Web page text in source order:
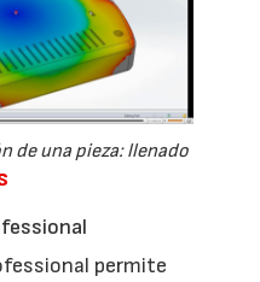
de una pieza: llenado
permite